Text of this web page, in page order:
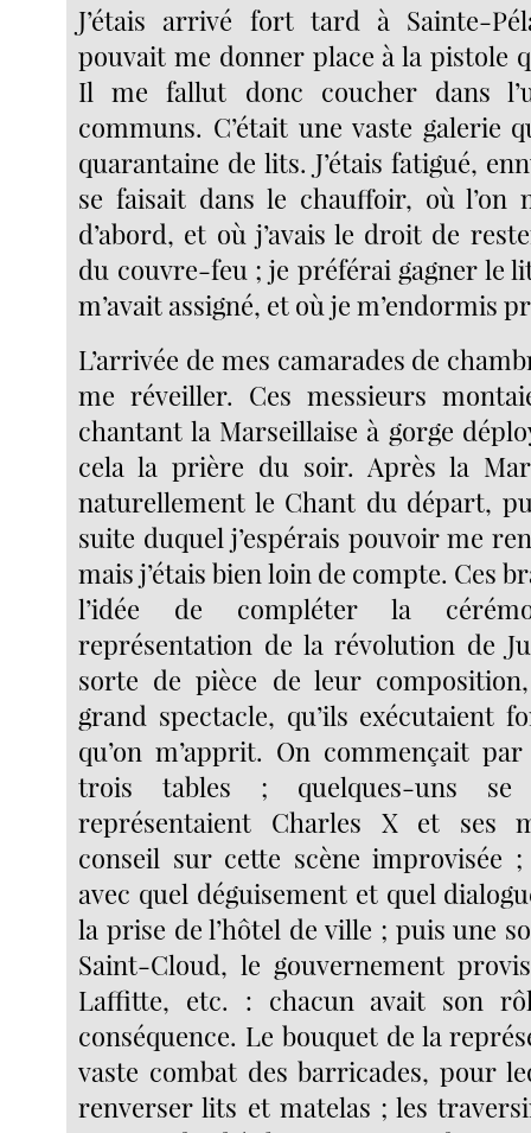
J’étais arrivé fort tard à Sainte-
pouvait me donner place à la pistole
Il me fallut donc coucher dans
communs. C’était une vaste galerie
quarantaine de lits. J’étais fatigué,
se faisait dans le chauffoir, où l’on
d’abord, et où j’avais le droit de
du couvre-feu ; je préférai gagner le
m’avait assigné, et où je m’endormis
L’arrivée de mes camarades de
me réveiller. Ces messieurs
chantant la Marseillaise à gorge
cela la prière du soir. Après la
naturellement le Chant du départ,
suite duquel j’espérais pouvoir me
mais j’étais bien loin de compte. Ces
l’idée de compléter la
représentation de la révolution de
sorte de pièce de leur
grand spectacle, qu’ils exécutaient
qu’on m’apprit. On commençait
trois tables ; quelques-uns se
représentaient Charles X et ses
conseil sur cette scène improvisée
avec quel déguisement et quel
la prise de l’hôtel de ville ; puis une
Saint-Cloud, le gouvernement
Laffitte, etc. : chacun avait son
conséquence. Le bouquet de la
vaste combat des barricades, pour
renverser lits et matelas ; les